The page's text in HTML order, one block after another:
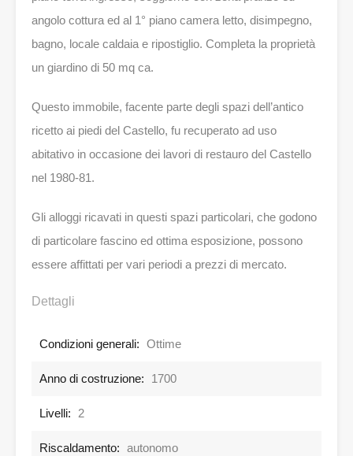
angolo cottura ed al 1° piano camera letto, disimpegno,
bagno, locale caldaia e ripostiglio. Completa la proprietà
un giardino di 50 mq ca.
Questo immobile, facente parte degli spazi dell’antico
ricetto ai piedi del Castello, fu recuperato ad uso
abitativo in occasione dei lavori di restauro del Castello
nel 1980-81.
Gli alloggi ricavati in questi spazi particolari, che godono
di particolare fascino ed ottima esposizione, possono
essere affittati per vari periodi a prezzi di mercato.
Dettagli
Condizioni generali: Ottime
Anno di costruzione: 1700
Livelli: 2
Riscaldamento: autonomo